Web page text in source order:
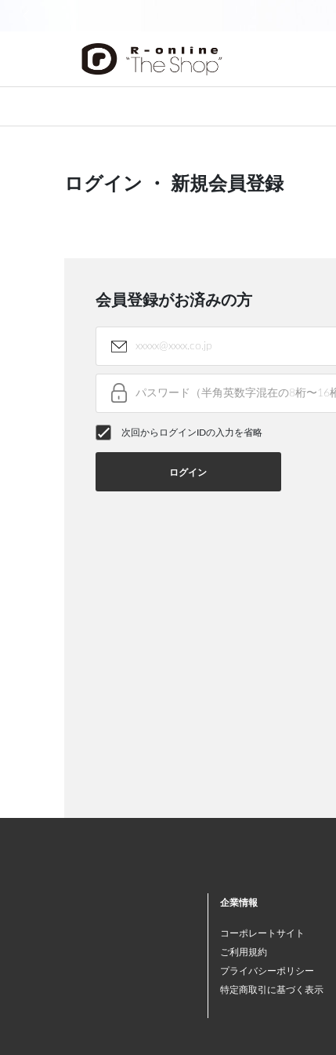
ログイン ・ 新規会員登録
会員登録がお済みの方
次回からログインIDの入力を省略
ログイン
企業情報
コーポレートサイト
ご利用規約
プライバシーポリシー
特定商取引に基づく表示